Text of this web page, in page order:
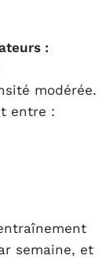
:
modérée.
entre :
semaine, et